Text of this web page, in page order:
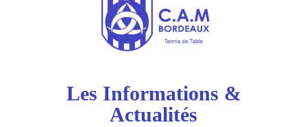
Les Informations &
Actualités